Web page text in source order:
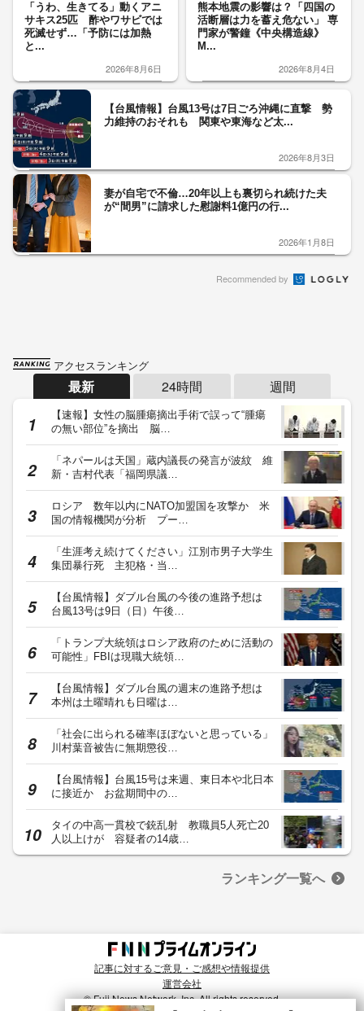
「うわ、生きてる」動くアニ
サキス25匹 酢やワサビでは
死滅せず…「予防には加熱
と...
2026年8月6日
熊本地震の影響は？「四国の
活断層は力を蓄え危ない」 専
門家が警鐘《中央構造線》
M...
2026年8月4日
【台風情報】台風13号は7日ごろ沖縄に直撃 勢
力維持のおそれも 関東や東海など太...
2026年8月3日
妻が自宅で不倫…20年以上も裏切られ続けた夫
が“間男”に請求した慰謝料1億円の行...
2026年1月8日
Recommended by
アクセスランキング
最新 24時間 週間
【速報】女性の脳腫瘍摘出手術で誤って“腫瘍
の無い部位”を摘出 脳…
「ネパールは天国」蔵内議長の発言が波紋 維
新・吉村代表「福岡県議…
ロシア 数年以内にNATO加盟国を攻撃か 米
国の情報機関が分析 プー…
「生涯考え続けてください」江別市男子大学生
集団暴行死 主犯格・当…
【台風情報】ダブル台風の今後の進路予想は
台風13号は9日（日）午後…
「トランプ大統領はロシア政府のために活動の
可能性」FBIは現職大統領…
【台風情報】ダブル台風の週末の進路予想は
本州は土曜晴れも日曜は…
「社会に出られる確率ほぼないと思っている」
川村葉音被告に無期懲役…
【台風情報】台風15号は来週、東日本や北日本
に接近か お盆期間中の…
タイの中高一貫校で銃乱射 教職員5人死亡20
人以上けが 容疑者の14歳…
ランキング一覧へ
記事に対するご意見・ご感想や情報提供
運営会社
© Fuji News Network, Inc. All rights reserved.